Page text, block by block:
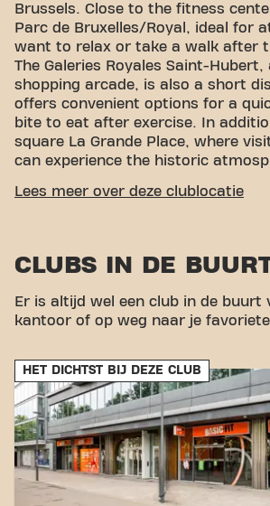
Brussels. Close to the fitness
Parc de Bruxelles/Royal, ideal for
want to relax or take a walk after
The Galeries Royales Saint-
shopping arcade, is also a short
offers convenient options for a
bite to eat after exercise. In
square La Grande Place, where
can experience the historic
EASY ACCESSIBILITY
in the nearby BePark parking
are a short distance from the
Centrale metro station is nearby,
convenient option for train
central location and accessible
achieving your fitness goals has
Come to Basic-Fit Brussels Gare
Brussels and be part of our
Lees meer over deze clublocatie
CLUBS IN DE
Er is altijd wel een club in de buurt
kantoor of op weg naar je
HET DICHTST BIJ DEZE CLUB